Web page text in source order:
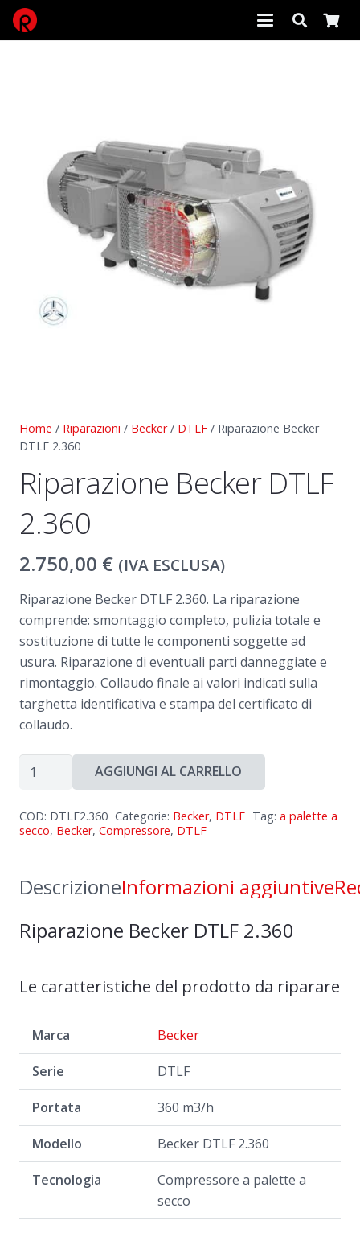
Home / Riparazioni / Becker/ DTLF / Riparazione Becker
DTLF 2.360
Riparazione Becker DTLF
2.360
2.750,00 € (IVA ESCLUSA)
Riparazione Becker DTLF 2.360. La riparazione
comprende: smontaggio completo, pulizia totale e
sostituzione di tutte le componenti soggette ad
usura. Riparazione di eventuali parti danneggiate e
rimontaggio. Collaudo finale ai valori indicati sulla
targhetta identificativa e stampa del certificato di
collaudo.
Riparazione
2.360
AGGIUNGI AL CARRELLO
COD: DTLF2.360 Categorie: Becker, DTLF Tag: a palette a
secco, Becker, Compressore, DTLF
DescrizioneInformazioni aggiuntive
Riparazione Becker DTLF 2.360
Le caratteristiche del prodotto da riparare
Marca Becker
Serie DTLF
Portata 360 m3/h
Modello Becker DTLF 2.360
Tecnologia
Compressore a palette a
secco